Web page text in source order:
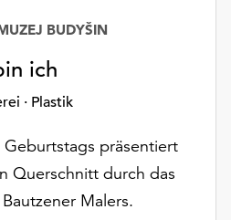
ich
· Plastik
BUDYŠIN
Geburtstags präsentiert
Querschnitt durch das
Malers.